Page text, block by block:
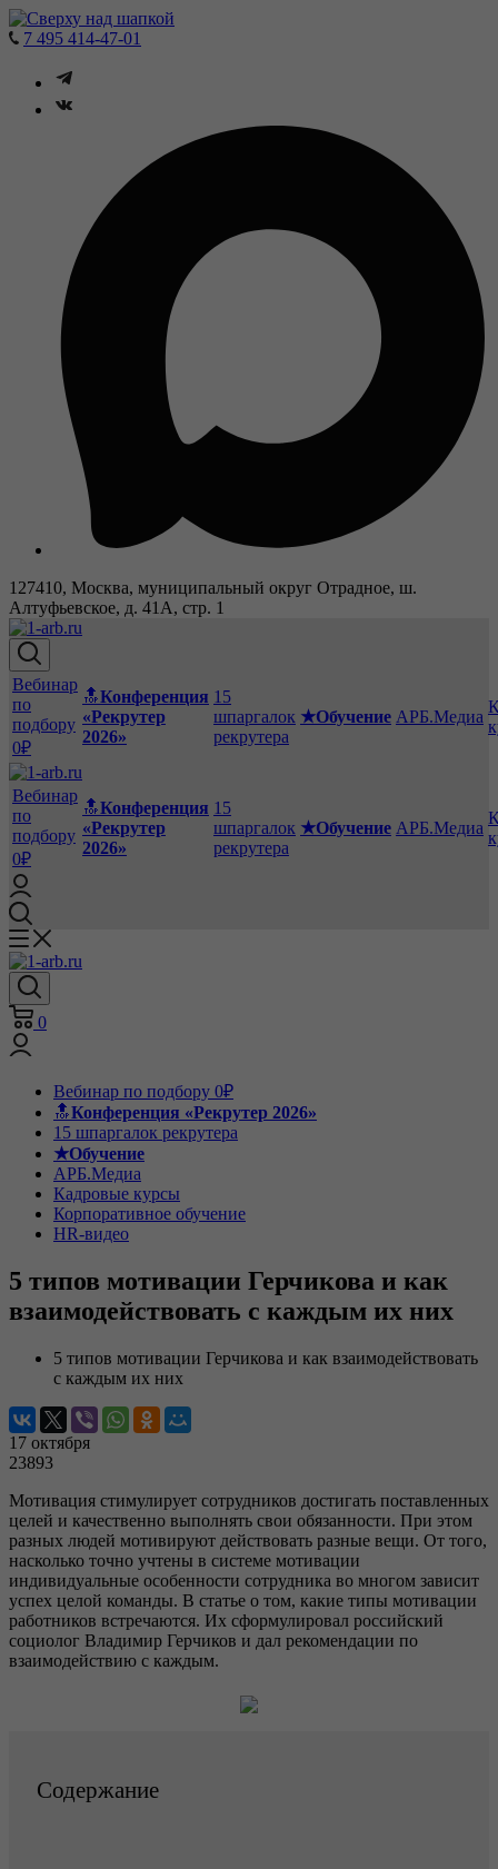
7 495 414-47-01
127410, Москва, муниципальный округ Отрадное, ш.
Алтуфьевское, д. 41А, стр. 1
Вебинар
по
подбору
0₽
🔝Конференция
«Рекрутер
2026»
15
шпаргалок
рекрутера
★Обучение АРБ.Медиа
Вебинар
по
подбору
0₽
🔝Конференция
«Рекрутер
2026»
15
шпаргалок
рекрутера
★Обучение АРБ.Медиа
0
Вебинар по подбору 0₽
🔝Конференция «Рекрутер 2026»
15 шпаргалок рекрутера
★Обучение
АРБ.Медиа
Кадровые курсы
Корпоративное обучение
HR-видео
5 типов мотивации Герчикова и как
взаимодействовать с каждым их них
5 типов мотивации Герчикова и как взаимодействовать
с каждым их них
17 октября
23893
Мотивация стимулирует сотрудников достигать поставленных
целей и качественно выполнять свои обязанности. При этом
разных людей мотивируют действовать разные вещи. От того,
насколько точно учтены в системе мотивации
индивидуальные особенности сотрудника во многом зависит
успех целой команды. В статье о том, какие типы мотивации
работников встречаются. Их сформулировал российский
социолог Владимир Герчиков и дал рекомендации по
взаимодействию с каждым.
Содержание